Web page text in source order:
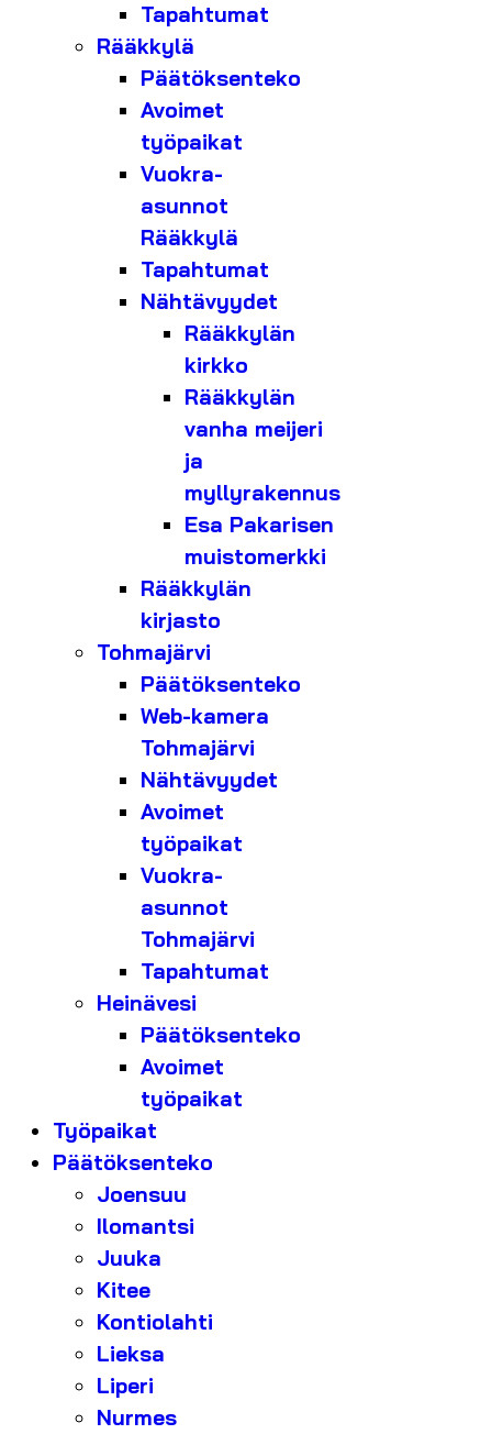
Tapahtumat
Rääkkylä
Päätöksenteko
Avoimet
työpaikat
Vuokra-
asunnot
Rääkkylä
Tapahtumat
Nähtävyydet
Rääkkylän
kirkko
Rääkkylän
vanha meijeri
ja
myllyrakennus
Esa Pakarisen
muistomerkki
Rääkkylän
kirjasto
Tohmajärvi
Päätöksenteko
Web-kamera
Tohmajärvi
Nähtävyydet
Avoimet
työpaikat
Vuokra-
asunnot
Tohmajärvi
Tapahtumat
Heinävesi
Päätöksenteko
Avoimet
työpaikat
Työpaikat
Päätöksenteko
Joensuu
Ilomantsi
Juuka
Kitee
Kontiolahti
Lieksa
Liperi
Nurmes